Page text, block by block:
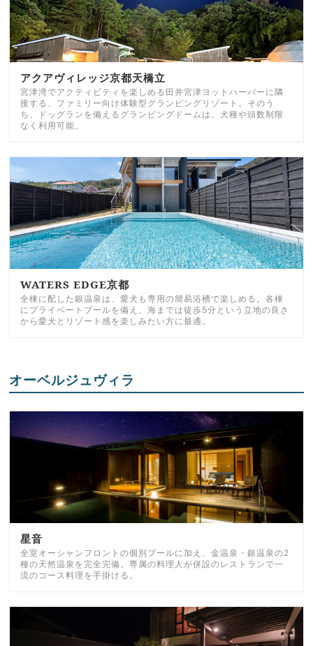
アクアヴィレッジ京都天橋立
宮津湾でアクティビティを楽しめる田井宮津ヨットハーバーに隣
接する、ファミリー向け体験型グランピングリゾート。そのう
ち、ドッグランを備えるグランピングドームは、犬種や頭数制限
なく利用可能。
WATERS EDGE京都
全棟に配した銀温泉は、愛犬も専用の簡易浴槽で楽しめる。各棟
にプライベートプールを備え、海までは徒歩5分という立地の良さ
から愛犬とリゾート感を楽しみたい方に最適。
オーベルジュヴィラ
星音
全室オーシャンフロントの個別プールに加え、金温泉・銀温泉の2
種の天然温泉を完全完備。専属の料理人が併設のレストランで一
流のコース料理を手掛ける。